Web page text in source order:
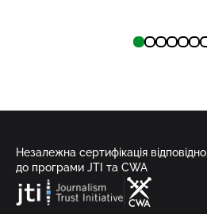
Незалежна сертифікація відповідно
до програми JTI та CWA